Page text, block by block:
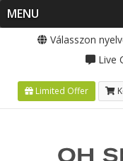
MENU
Válasszon
Live
Limited Offer